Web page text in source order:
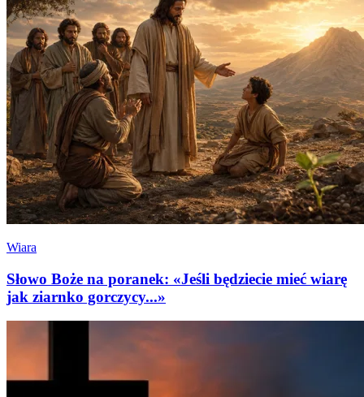
Wiara
Słowo Boże na poranek: «Jeśli będziecie mieć wiarę
jak ziarnko gorczycy...»